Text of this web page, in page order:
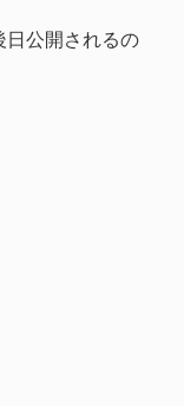
日公開されるの